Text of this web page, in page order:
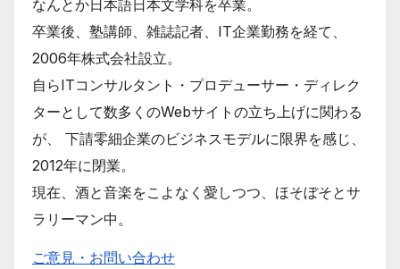
なんとか日本語日本文学科を卒業。
卒業後、塾講師、雑誌記者、IT企業勤務を経て、
2006年株式会社設立。
自らITコンサルタント・プロデューサー・ディレク
ターとして数多くのWebサイトの立ち上げに関わる
が、 下請零細企業のビジネスモデルに限界を感じ、
2012年に閉業。
現在、酒と音楽をこよなく愛しつつ、ほそぼそとサ
ラリーマン中。
ご意見・お問い合わせ